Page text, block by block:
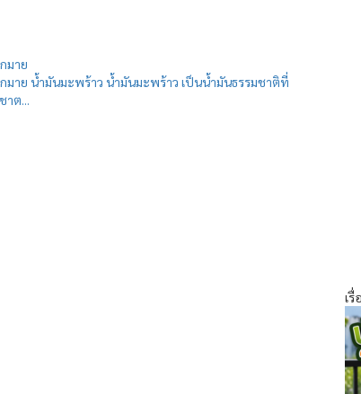
มาย
าย น้ำมันมะพร้าว น้ำมันมะพร้าว เป็นน้ำมันธรรมชาติที่
าต...
เรื่